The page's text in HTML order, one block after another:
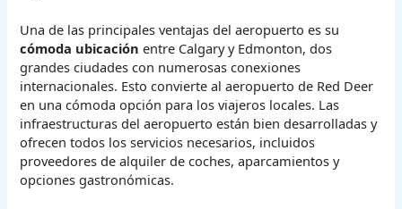
Una de las principales ventajas del aeropuerto es su
cómoda ubicación entre Calgary y Edmonton, dos
grandes ciudades con numerosas conexiones
internacionales. Esto convierte al aeropuerto de Red Deer
en una cómoda opción para los viajeros locales. Las
infraestructuras del aeropuerto están bien desarrolladas y
ofrecen todos los servicios necesarios, incluidos
proveedores de alquiler de coches, aparcamientos y
opciones gastronómicas.